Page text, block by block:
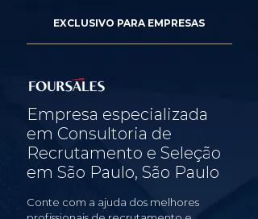
EXCLUSIVO PARA EMPRESAS
Empresa especializada
em Consultoria de
Recrutamento e Seleção
em São Paulo, São Paulo
Conte com a ajuda dos melhores